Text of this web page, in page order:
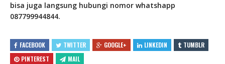
bisa juga langsung hubungi nomor whatshapp
087799944844.
FACEBOOK TWITTER GOOGLE+ LINKEDIN
TUMBLR
PINTEREST
MAIL